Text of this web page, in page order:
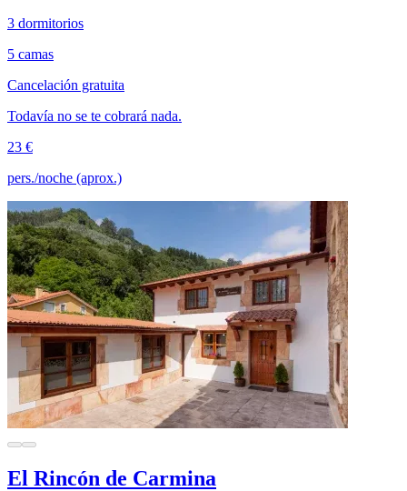
3 dormitorios
5 camas
Cancelación gratuita
Todavía no se te cobrará nada.
23 €
pers./noche (aprox.)
El Rincón de Carmina